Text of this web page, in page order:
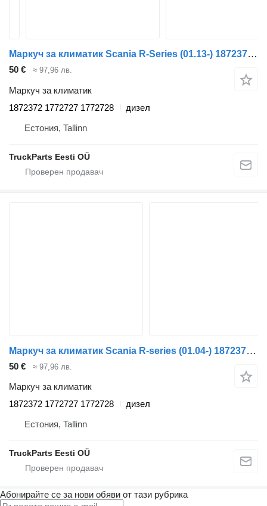
Маркуч за климатик Scania R-Series (01.13-) 1872372 за влекач Scania P,G,R,T-series (2004-2017)
50 € ≈ 97,96 лв.
Маркуч за климатик
1872372 1772727 1772728
дизел
Естония, Tallinn
TruckParts Eesti OÜ
Маркуч за климатик Scania R-series (01.04-) 1872372 за влекач Scania P,G,R,T-series (2004-2017)
50 € ≈ 97,96 лв.
Маркуч за климатик
1872372 1772727 1772728
дизел
Естония, Tallinn
TruckParts Eesti OÜ
Абонирайте се за нови обяви от тази рубрика